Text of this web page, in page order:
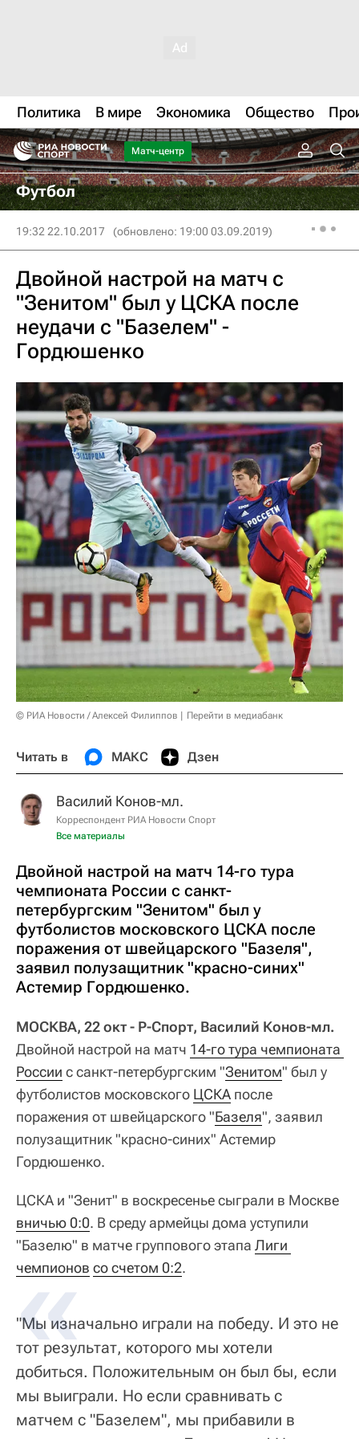
Политика В мире Экономика Общество
Матч-центр
Футбол
19:32 22.10.2017 (обновлено: 19:00 03.09.2019)
Двойной настрой на матч с
"Зенитом" был у ЦСКА после
неудачи с "Базелем" -
Гордюшенко
© РИА Новости / Алексей Филиппов Перейти в медиабанк
Читать в МАКС Дзен
Василий Конов-мл.
Корреспондент РИА Новости Спорт
Все материалы
Двойной настрой на матч 14-го тура
чемпионата России с санкт-
петербургским "Зенитом" был у
футболистов московского ЦСКА после
поражения от швейцарского "Базеля",
заявил полузащитник "красно-синих"
Астемир Гордюшенко.
МОСКВА, 22 окт - Р-Спорт, Василий Конов-мл.
Двойной настрой на матч 14-го тура чемпионата
России с санкт-петербургским "Зенитом" был у
футболистов московского ЦСКА после
поражения от швейцарского "Базеля", заявил
полузащитник "красно-синих" Астемир
Гордюшенко.
ЦСКА и "Зенит" в воскресенье сыграли в Москве
вничью 0:0. В среду армейцы дома уступили
"Базелю" в матче группового этапа Лиги
чемпионов со счетом 0:2.
"Мы изначально играли на победу. И это не
тот результат, которого мы хотели
добиться. Положительным он был бы, если
мы выиграли. Но если сравнивать с
матчем с "Базелем", мы прибавили в